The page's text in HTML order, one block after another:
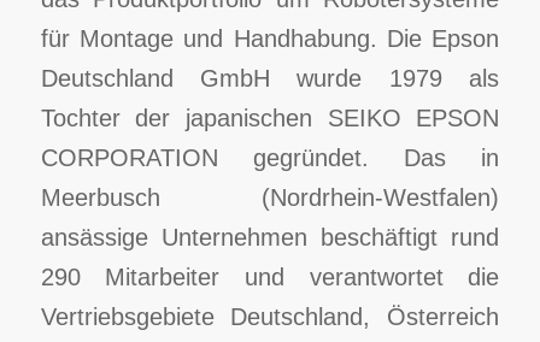
für Montage und Handhabung. Die Epson
Deutschland GmbH wurde 1979 als
Tochter der japanischen SEIKO EPSON
CORPORATION gegründet. Das in
Meerbusch (Nordrhein-Westfalen)
ansässige Unternehmen beschäftigt rund
290 Mitarbeiter und verantwortet die
Vertriebsgebiete Deutschland, Österreich